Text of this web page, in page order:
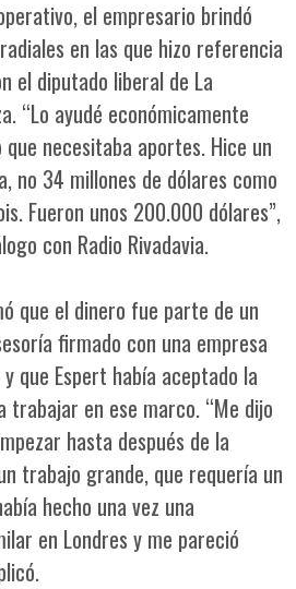
el empresario brindó
en las que hizo referencia
el diputado liberal de La
“Lo ayudé económicamente
necesitaba aportes. Hice un
no 34 millones de dólares como
Fueron unos 200.000 dólares”,
con Radio Rivadavia.
que el dinero fue parte de un
firmado con una empresa
que Espert había aceptado la
trabajar en ese marco. “Me dijo
hasta después de la
trabajo grande, que requería un
hecho una vez una
en Londres y me pareció